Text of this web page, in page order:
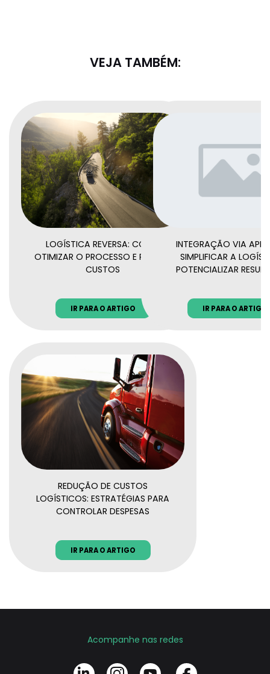
VEJA TAMBÉM:
LOGÍSTICA REVERSA: COMO
OTIMIZAR O PROCESSO E REDUZIR
CUSTOS
IR PARA O ARTIGO
INTEGRAÇÃO VIA API:
SIMPLIFICAR A
POTENCIALIZAR
IR PARA O ARTIGO
REDUÇÃO DE CUSTOS
LOGÍSTICOS: ESTRATÉGIAS PARA
CONTROLAR DESPESAS
IR PARA O ARTIGO
Acompanhe nas redes